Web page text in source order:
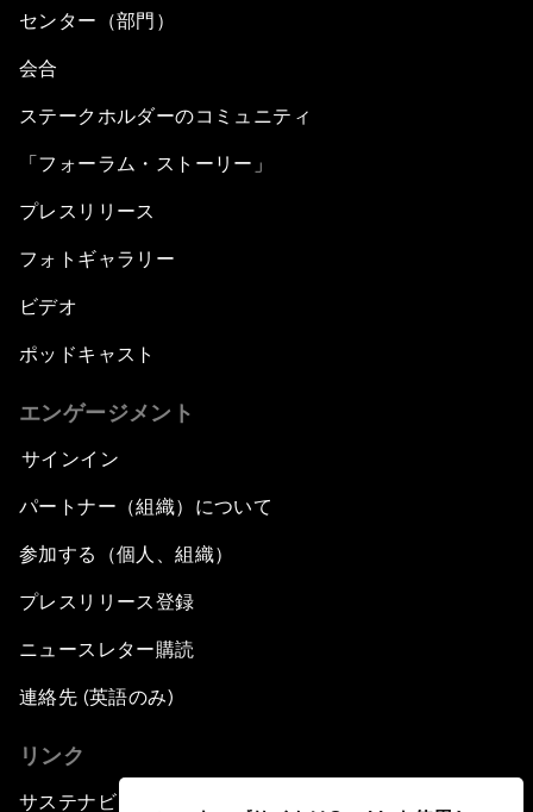
センター（部門）
会合
ステークホルダーのコミュニティ
「フォーラム・ストーリー」
プレスリリース
フォトギャラリー
ビデオ
ポッドキャスト
エンゲージメント
サインイン
パートナー（組織）について
参加する（個人、組織）
プレスリリース登録
ニュースレター購読
連絡先 (英語のみ)
リンク
サステナビリティへの取り組み